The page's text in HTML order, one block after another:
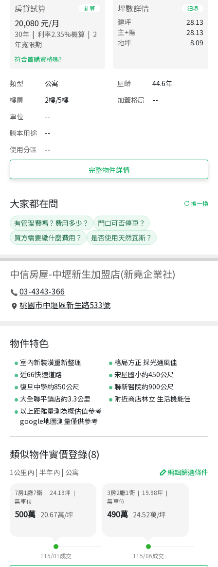
房貸試算 計算
20,080 元/月
30年 | 利率2.35%概算 | 2
年寬限期
​符合首購資格嗎?
坪數詳情 細項
建坪
28.13
主+陽
28.13
地坪
8.09
類型 公寓 屋齡
44.6年
樓層
2樓/5樓 加蓋格局
--
車位
--
謄本用途
--
使用分區
--
完整物件詳情
中信房屋-中壢新生加盟店(新堯企業社)
03-4343-366
桃園市中壢區新生路533號
大家都在問 換一換
有管理費嗎？費用多少？
門口可否停車？
買方需要繳什麼費用？
是否使用天然瓦斯？
物件特色
室內新裝潢重新整理
格局方正 採光通風佳
近66快速道路
宋屋國小約450公尺
復旦中學約850公尺
聯新醫院約900公尺
大全聯平鎮店約3.3公里
附近商店林立 生活機能佳
以上距離量測為概估值參考
google地圖測量僅供參考
類似物件實價登錄(8)
1公里內 | 半年內 | 公寓 編輯篩選條件
7房1廳7衛 | 24.19坪 |
無車位
500萬 20.67萬/坪
115/01 成交
3房2廳1衛 | 19.98坪 |
無車位
490萬 24.52萬/坪
115/06成交